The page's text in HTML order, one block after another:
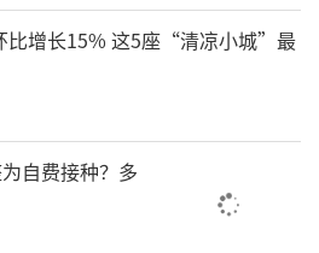
比增长15% 这5座“清凉小城”最
自费接种？多